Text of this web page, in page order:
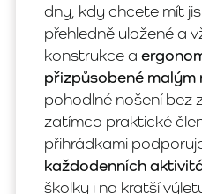
dny, kdy chcete mít
přehledně uložené a
konstrukce a
přizpůsobené malým
pohodlné nošení bez
zatímco praktické
přihrádkami
každodenních
školky i na kratší